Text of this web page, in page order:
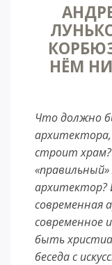
НЁМ
Что должно
строит
современная
современное
быть
беседа с